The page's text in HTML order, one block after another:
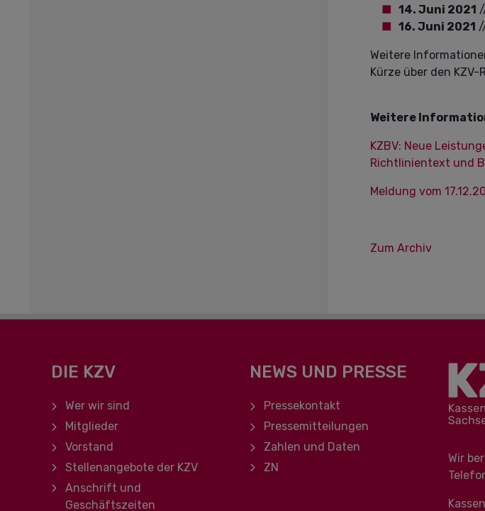
14. Juni 2021
16. Juni 2021
Weitere
Kürze über den KZV-
Weitere
KZBV: Neue
Richtlinientext und
Meldung vom
Zum Archiv
DIE KZV
Navigation überspringen
Wer wir sind
Mitglieder
Vorstand
Stellenangebote der KZV
Anschrift und
Geschäftszeiten
NEWS UND PRESSE
Navigation überspringen
Pressekontakt
Pressemitteilungen
Zahlen und Daten
ZN
Wir